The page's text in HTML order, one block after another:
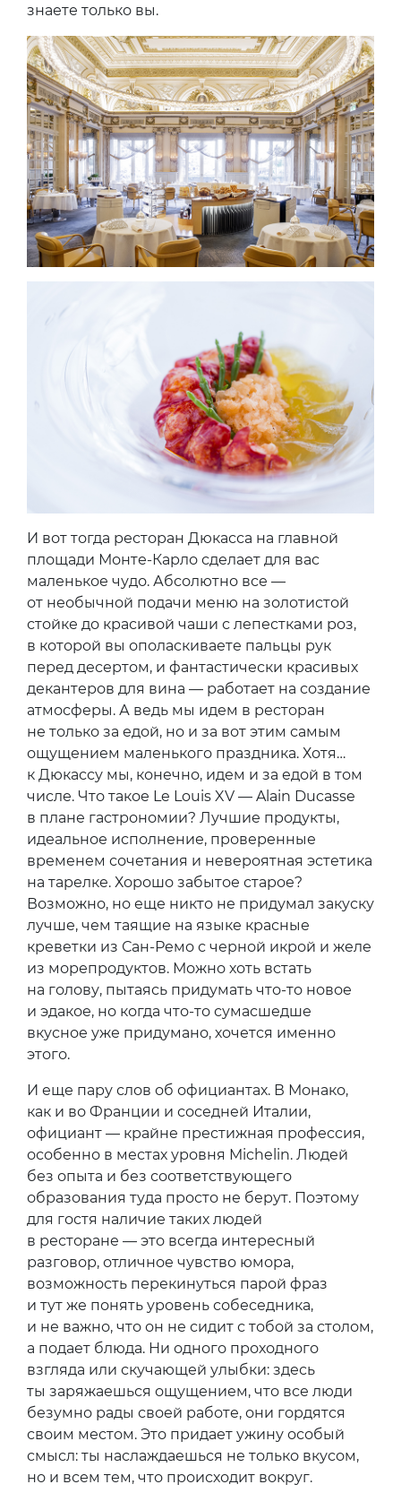
знаете только вы.
И вот тогда ресторан Дюкасса на главной
площади Монте-Карло сделает для вас
маленькое чудо. Абсолютно все —
от необычной подачи меню на золотистой
стойке до красивой чаши с лепестками роз,
в которой вы ополаскиваете пальцы рук
перед десертом, и фантастически красивых
декантеров для вина — работает на создание
атмосферы. А ведь мы идем в ресторан
не только за едой, но и за вот этим самым
ощущением маленького праздника. Хотя…
к Дюкассу мы, конечно, идем и за едой в том
числе. Что такое Le Louis XV — Alain Ducasse
в плане гастрономии? Лучшие продукты,
идеальное исполнение, проверенные
временем сочетания и невероятная эстетика
на тарелке. Хорошо забытое старое?
Возможно, но еще никто не придумал закуску
лучше, чем таящие на языке красные
креветки из Сан-Ремо с черной икрой и желе
из морепродуктов. Можно хоть встать
на голову, пытаясь придумать что-то новое
и эдакое, но когда что-то сумасшедше
вкусное уже придумано, хочется именно
этого.
И еще пару слов об официантах. В Монако,
как и во Франции и соседней Италии,
официант — крайне престижная профессия,
особенно в местах уровня Michelin. Людей
без опыта и без соответствующего
образования туда просто не берут. Поэтому
для гостя наличие таких людей
в ресторане — это всегда интересный
разговор, отличное чувство юмора,
возможность перекинуться парой фраз
и тут же понять уровень собеседника,
и не важно, что он не сидит с тобой за столом,
а подает блюда. Ни одного проходного
взгляда или скучающей улыбки: здесь
ты заряжаешься ощущением, что все люди
безумно рады своей работе, они гордятся
своим местом. Это придает ужину особый
смысл: ты наслаждаешься не только вкусом,
но и всем тем, что происходит вокруг.